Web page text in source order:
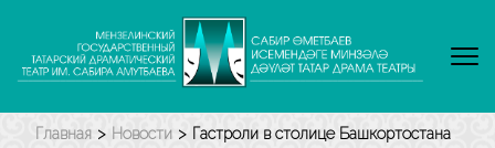
содержимому
Enter)
Главная > Новости > Гастроли в столице Башкортостана